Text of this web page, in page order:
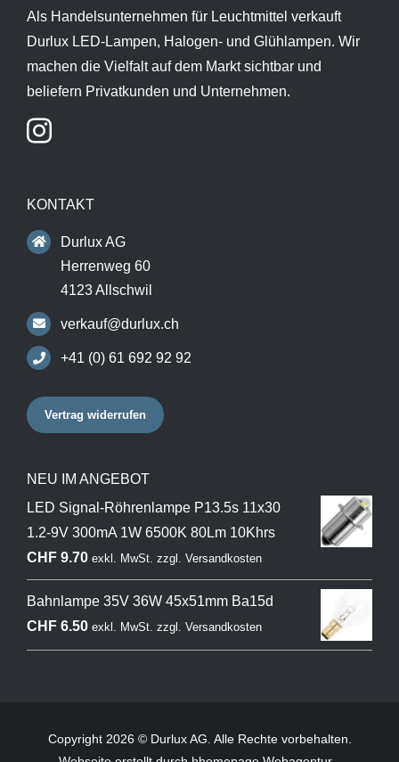
Als Handelsunternehmen für Leuchtmittel verkauft
Durlux LED-Lampen, Halogen- und Glühlampen. Wir
machen die Vielfalt auf dem Markt sichtbar und
beliefern Privatkunden und Unternehmen.
KONTAKT
Durlux AG
Herrenweg 60
4123 Allschwil
verkauf@durlux.ch
+41 (0) 61 692 92 92
Vertrag widerrufen
NEU IM ANGEBOT
LED Signal-Röhrenlampe P13.5s 11x30
1.2-9V 300mA 1W 6500K 80Lm 10Khrs
CHF9.70 exkl. MwSt. zzgl. Versandkosten
Bahnlampe 35V 36W 45x51mm Ba15d
CHF6.50 exkl. MwSt. zzgl. Versandkosten
Copyright 2026 © Durlux AG. Alle Rechte vorbehalten.